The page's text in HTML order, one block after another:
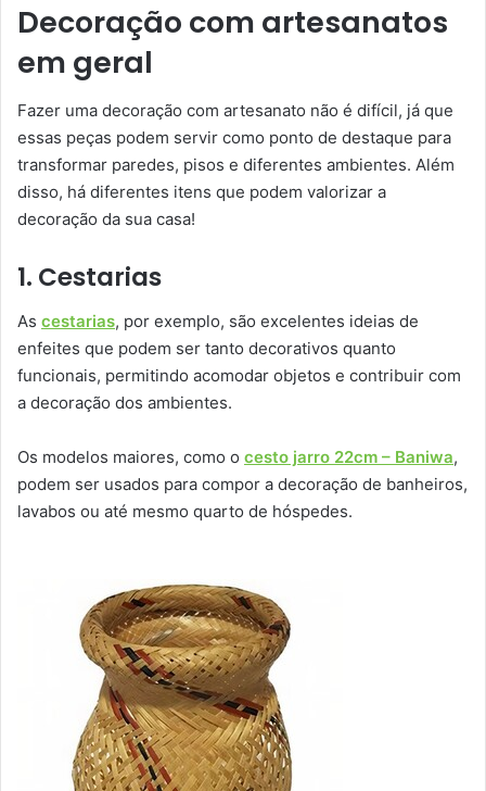
Decoração com artesanatos
em geral
Fazer uma decoração com artesanato não é difícil, já que
essas peças podem servir como ponto de destaque para
transformar paredes, pisos e diferentes ambientes. Além
disso, há diferentes itens que podem valorizar a
decoração da sua casa!
1. Cestarias
As cestarias, por exemplo, são excelentes ideias de
enfeites que podem ser tanto decorativos quanto
funcionais, permitindo acomodar objetos e contribuir com
a decoração dos ambientes.
Os modelos maiores, como o cesto jarro 22cm – Baniwa,
podem ser usados para compor a decoração de banheiros,
lavabos ou até mesmo quarto de hóspedes.